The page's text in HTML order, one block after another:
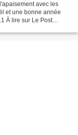
avec les
et une bonne année
À lire sur Le Post